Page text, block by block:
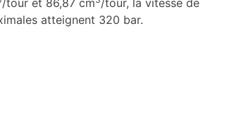
/tour et 86,87 cm /tour, la vitesse de
atteignent 320 bar.